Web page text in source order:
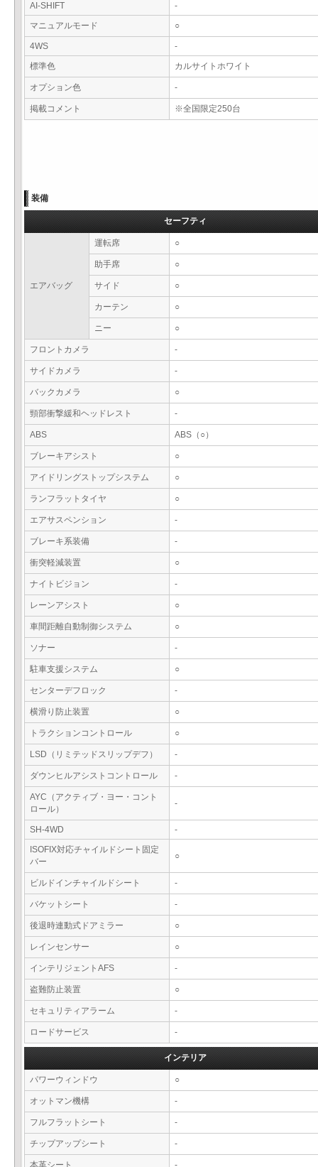
AI-SHIFT
-
マニュアルモード
○
4WS
-
標準色
カルサイトホワイト
オプション色 -
掲載コメント ※全国限定250台
装備
セーフティ
エアバッグ
運転席 ○
助手席 ○
サイド ○
カーテン ○
ニー ○
フロントカメラ -
サイドカメラ -
バックカメラ ○
頸部衝撃緩和ヘッドレスト -
ABS ABS（○）
ブレーキアシスト ○
アイドリングストップシステム ○
ランフラットタイヤ ○
エアサスペンション -
ブレーキ系装備 -
衝突軽減装置 ○
ナイトビジョン -
レーンアシスト ○
車間距離自動制御システム ○
ソナー -
駐車支援システム ○
センターデフロック -
横滑り防止装置 ○
トラクションコントロール ○
LSD（リミテッドスリップデフ） -
ダウンヒルアシストコントロール -
AYC（アクティブ・ヨー・コント
ロール）
-
SH-4WD
-
ISOFIX対応チャイルドシート固定
バー
○
ビルドインチャイルドシート -
バケットシート -
後退時連動式ドアミラー ○
レインセンサー ○
インテリジェントAFS -
盗難防止装置 ○
セキュリティアラーム -
ロードサービス -
インテリア
パワーウィンドウ ○
オットマン機構 -
フルフラットシート -
チップアップシート -
本革シート -